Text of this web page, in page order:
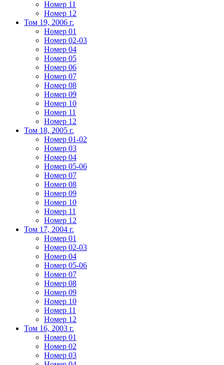
Номер 11
Номер 12
Том 19, 2006 г.
Номер 01
Номер 02-03
Номер 04
Номер 05
Номер 06
Номер 07
Номер 08
Номер 09
Номер 10
Номер 11
Номер 12
Том 18, 2005 г.
Номер 01-02
Номер 03
Номер 04
Номер 05-06
Номер 07
Номер 08
Номер 09
Номер 10
Номер 11
Номер 12
Том 17, 2004 г.
Номер 01
Номер 02-03
Номер 04
Номер 05-06
Номер 07
Номер 08
Номер 09
Номер 10
Номер 11
Номер 12
Том 16, 2003 г.
Номер 01
Номер 02
Номер 03